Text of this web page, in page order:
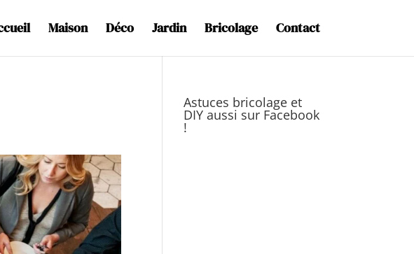
Maison Déco Jardin Bricolage Contact
Astuces bricolage et
DIY aussi sur Facebook
!